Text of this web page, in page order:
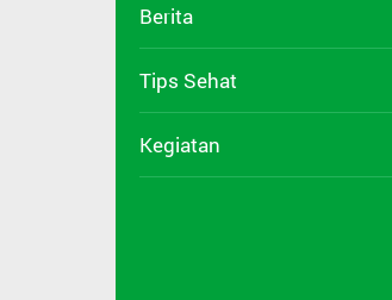
Berita
Tips Sehat
Kegiatan